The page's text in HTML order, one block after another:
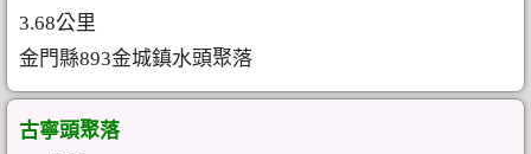
3.68公里
金門縣893金城鎮水頭聚落
古寧頭聚落